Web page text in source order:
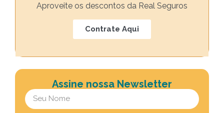
Aproveite os descontos da Real Seguros
Contrate Aqui
Assine nossa Newsletter